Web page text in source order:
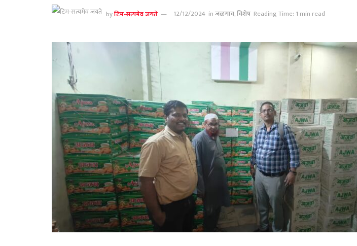
byटिम-सत्यमेव जयते 12/12/2024 inजळगाव,विशेष Reading Time: 1 min read